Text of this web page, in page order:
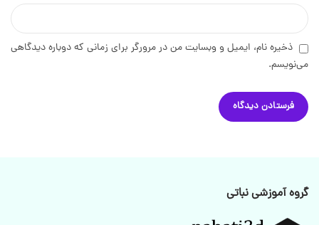
ذخیره نام، ایمیل و وبسایت من در مرورگر برای زمانی که دوباره دیدگاهی
می‌نویسم.
گروه آموزشی نباتی